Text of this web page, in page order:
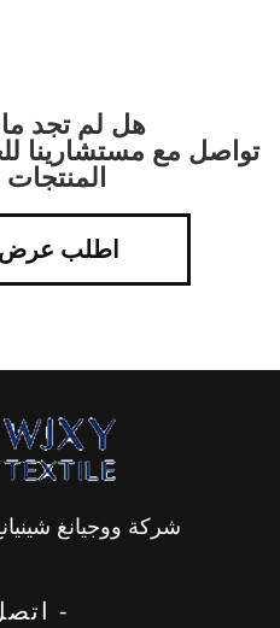
هل لم تجد
تواصل مع مستشارينا
المنتجات
اطلب عرض
شركة ووجيانغ
-